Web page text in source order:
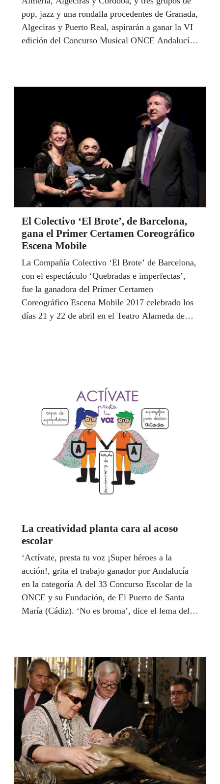
pop, jazz y una rondalla procedentes de Granada,
Algeciras y Puerto Real, aspirarán a ganar la VI
edición del Concurso Musical ONCE Andalucía
procedentes de cuatro provincias andaluzas. La
gala para decidir la final, que es abierta al
público, tendrá lugar el próximo lunes 15 de
mayo en la Delegación Territorial de la ONCE y
será presentada por la presentadora del programa
'75 Minutos' de Canal Sur Televisión, Beatriz
Díaz.
El Colectivo ‘El Brote’, de Barcelona,
gana el Primer Certamen Coreográfico
Escena Mobile
La Compañía Colectivo ‘El Brote’ de Barcelona,
con el espectáculo ‘Quebradas e imperfectas’,
fue la ganadora del Primer Certamen
Coreográfico Escena Mobile 2017 celebrado los
días 21 y 22 de abril en el Teatro Alameda de
La creatividad planta cara al acoso
escolar
‘Actívate, presta tu voz ¡Super héroes a la
acción!, grita el trabajo ganador por Andalucía
en la categoría A del 33 Concurso Escolar de la
ONCE y su Fundación, de El Puerto de Santa
María (Cádiz). ‘No es broma’, dice el lema del
nacional en la categoría C de un instituto de
Sevilla. Los tres son los ganadores de Andalucía
de un concurso que demuestra este año el
compromiso de las aulas contra el acoso escolar.